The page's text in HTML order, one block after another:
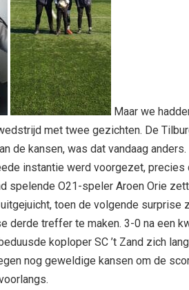
Maar we
met twee gezichten. De
de kansen, was dat vandaag
instantie werd voorgezet,
spelende O21-speler Aroen Orie
toen de volgende surprise
treffer te maken. 3-0 na een
koploper SC ’t Zand zich
nog geweldige kansen om de